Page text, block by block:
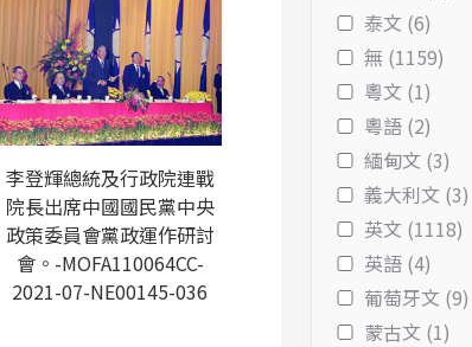
李登輝總統及行政院連戰
院長出席中國國民黨中央
政策委員會黨政運作研討
會。-MOFA110064CC-
2021-07-NE00145-036
泰文 (6)
無 (1159)
粵文 (1)
粵語 (2)
緬甸文 (3)
義大利文 (3)
英文 (1118)
英語 (4)
葡萄牙文 (9)
蒙古文 (1)